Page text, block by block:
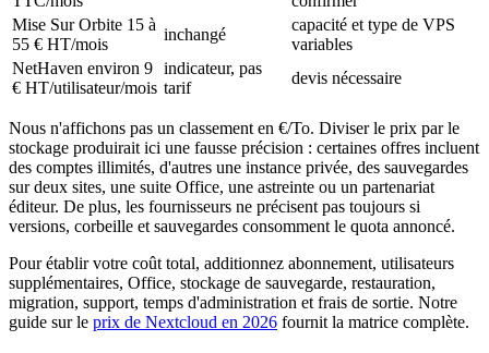
Mise Sur Orbite 15 à
55 € HT/mois
inchangé
capacité et type de VPS
variables
NetHaven environ 9
€ HT/utilisateur/mois
indicateur, pas
tarif
devis nécessaire
Nous n'affichons pas un classement en €/To. Diviser le prix par le
stockage produirait ici une fausse précision : certaines offres incluent
des comptes illimités, d'autres une instance privée, des sauvegardes
sur deux sites, une suite Office, une astreinte ou un partenariat
éditeur. De plus, les fournisseurs ne précisent pas toujours si
versions, corbeille et sauvegardes consomment le quota annoncé.
Pour établir votre coût total, additionnez abonnement, utilisateurs
supplémentaires, Office, stockage de sauvegarde, restauration,
migration, support, temps d'administration et frais de sortie. Notre
guide sur le prix de Nextcloud en 2026 fournit la matrice complète.